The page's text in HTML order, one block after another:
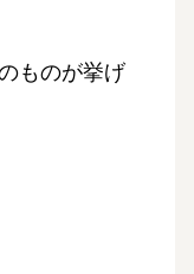
ものが挙げ